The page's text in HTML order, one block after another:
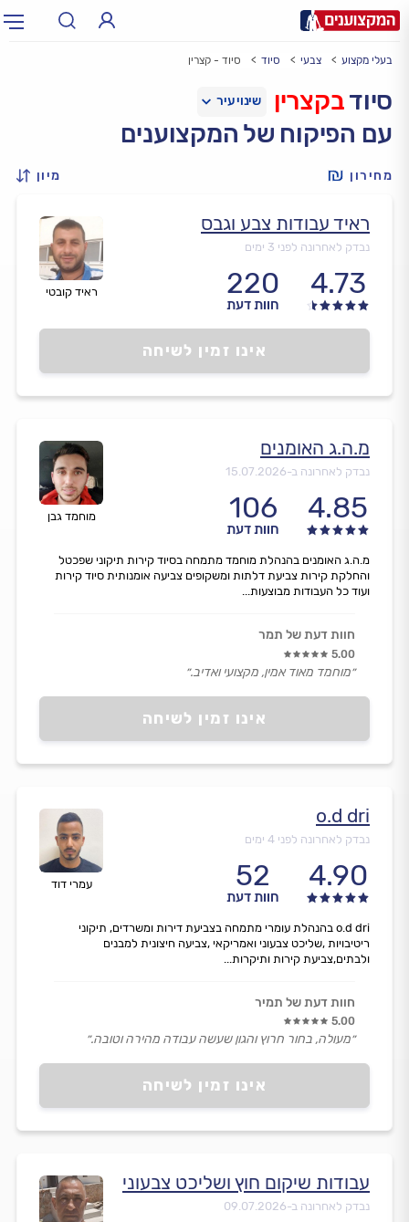
עירעיר: תל אביב, חיפה…
בעלי מקצוע צבעי סיוד סיוד - קצרין
סיודבקצרין
עם הפיקוח של המקצוענים
מחירון מיון
ראיד קובטי
ראיד עבודות צבע וגבס
נבדק לאחרונה לפני 3 ימים
4.73
220
חוות דעת
אינו זמין לשיחה
מוחמד גבן
מ.ה.ג האומנים
נבדק לאחרונה ב-15.07.2026
4.85
106
חוות דעת
אינו זמין לשיחה
מ.ה.ג האומנים בהנהלת מוחמד מתמחה בסיוד קירות תיקוני שפכטל
והחלקת קירות צביעת דלתות ומשקופים צביעה אומנותית סיוד קירות
ועוד כל העבודות מבוצעות...
חוות דעת של תמר
5.00
״מוחמד מאוד אמין, מקצועי ואדיב.״
עמרי דוד
o.d dri
נבדק לאחרונה לפני 4 ימים
4.90
52
חוות דעת
אינו זמין לשיחה
o.d dri בהנהלת עומרי מתמחה בצביעת דירות ומשרדים, תיקוני
ריטיבויות ,שליכט צבעוני ואמריקאי ,צביעה חיצונית למבנים
ולבתים,צביעת קירות ותיקרות...
חוות דעת של תמיר
5.00
״מעולה, בחור חרוץ והגון שעשה עבודה מהירה וטובה.״
עבודות שיקום חוץ ושליכט צבעוני
נבדק לאחרונה ב-09.07.2026